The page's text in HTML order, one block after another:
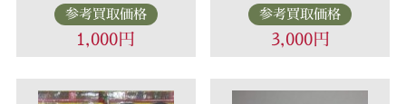
参考買取価格
1,000円
参考買取価格
3,000円